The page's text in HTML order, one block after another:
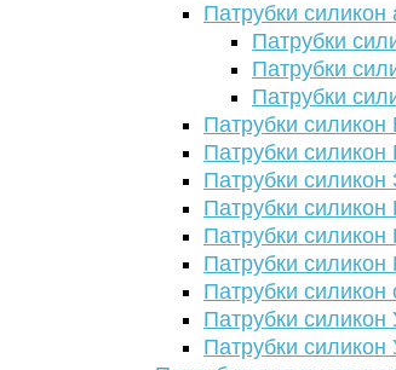
Патрубки
Патрубки
Патрубки
Патрубки
Патрубки силикон
Патрубки силикон
Патрубки
Патрубки
Патрубки силикон
Патрубки
Патрубки силикон
Патрубки силикон
Патрубки